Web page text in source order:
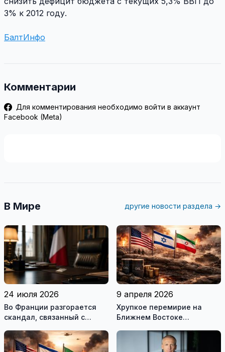
3% к 2012 году.
БалтИнфо
Комментарии
Для комментирования необходимо войти в аккаунт
Facebook (Meta)
В Мире другие новости раздела →
24 июля 2026
Во Франции разгорается
скандал, связанный с
государственными
служащими
9 апреля 2026
Хрупкое перемирие на
Ближнем Востоке